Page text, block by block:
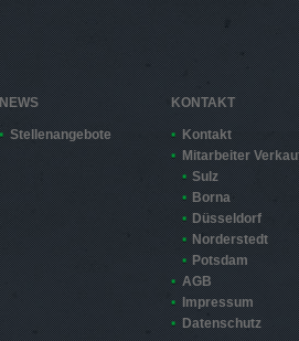
NEWS
Stellenangebote
KONTAKT
Kontakt
Mitarbeiter
Sulz
Borna
Düsseldorf
Norderstedt
Potsdam
AGB
Impressum
Datenschutz